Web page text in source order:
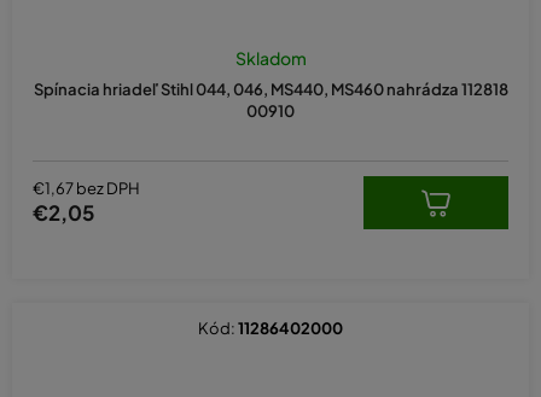
Spínacia hriadeľ Stihl 044, 046, MS440, MS460 nahrádza 112818
00910
Skladom
€1,67 bez DPH
€2,05
Kód:11286402000